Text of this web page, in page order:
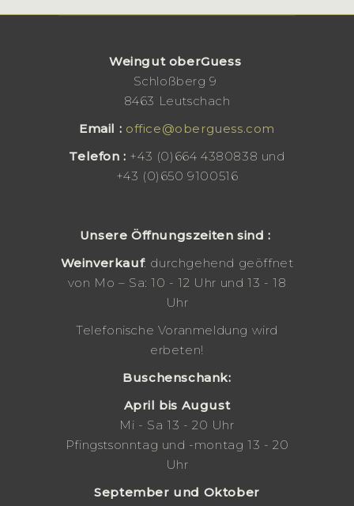
Weingut oberGuess
Schloßberg 9
8463 Leutschach
Email : office@oberguess.com
Telefon : +43 (0)664 4380838 und
+43 (0)650 9100516
Unsere Öffnungszeiten sind :
Weinverkauf: durchgehend geöffnet
von Mo – Sa: 10 - 12 Uhr und 13 - 18
Uhr
Telefonische Voranmeldung wird
erbeten!
Buschenschank:
April bis August
Mi - Sa 13 - 20 Uhr
Pfingstsonntag und -montag 13 - 20
Uhr
September und Oktober